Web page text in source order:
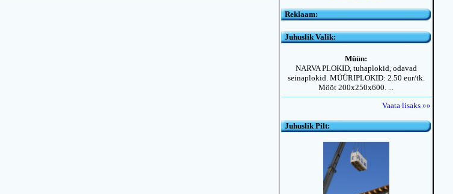
Reklaam:
Juhuslik Valik:
Müün:
NARVA PLOKID, tuhaplokid, odavad
seinaplokid. MÜÜRIPLOKID: 2.50 eur/tk.
Mööt 200x250x600. ...
Vaata lisaks »»
Juhuslik Pilt: